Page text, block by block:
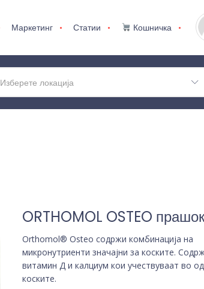
Маркетинг Статии Кошничка
Изберете локација
ORTHOMOL OSTEO
Orthomol® Osteo содржи комбинација на
микронутриенти значајни за коските.
витамин Д и калциум кои учествуваат во
коските.